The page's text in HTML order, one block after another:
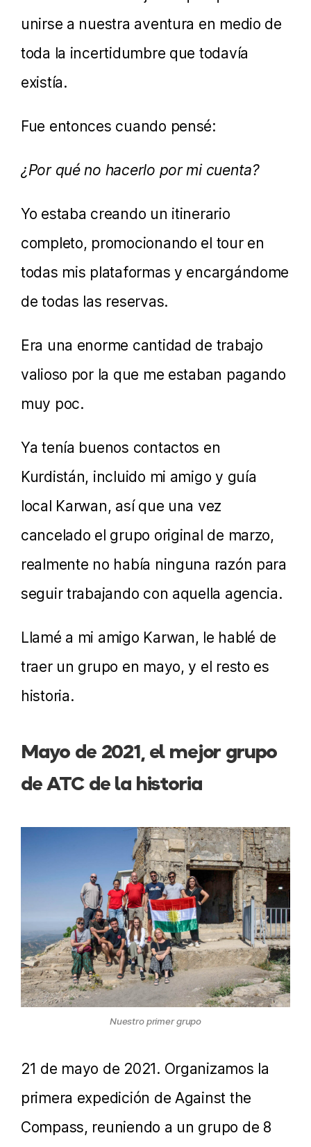
unirse a nuestra aventura en medio de
toda la incertidumbre que todavía
existía.
Fue entonces cuando pensé:
¿Por qué no hacerlo por mi cuenta?
Yo estaba creando un itinerario
completo, promocionando el tour en
todas mis plataformas y encargándome
de todas las reservas.
Era una enorme cantidad de trabajo
valioso por la que me estaban pagando
muy poc.
Ya tenía buenos contactos en
Kurdistán, incluido mi amigo y guía
local Karwan, así que una vez
cancelado el grupo original de marzo,
realmente no había ninguna razón para
seguir trabajando con aquella agencia.
Llamé a mi amigo Karwan, le hablé de
traer un grupo en mayo, y el resto es
historia.
Mayo de 2021, el mejor grupo
de ATC de la historia
Nuestro primer grupo
21 de mayo de 2021. Organizamos la
primera expedición de Against the
Compass, reuniendo a un grupo de 8